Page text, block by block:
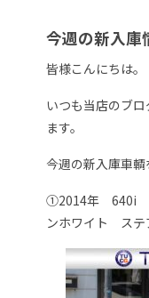
今週の新入庫
皆様こんにちは。
いつも当店のブ
ます。
今週の新入庫車輌
①2014年 640i
ンホワイト ス